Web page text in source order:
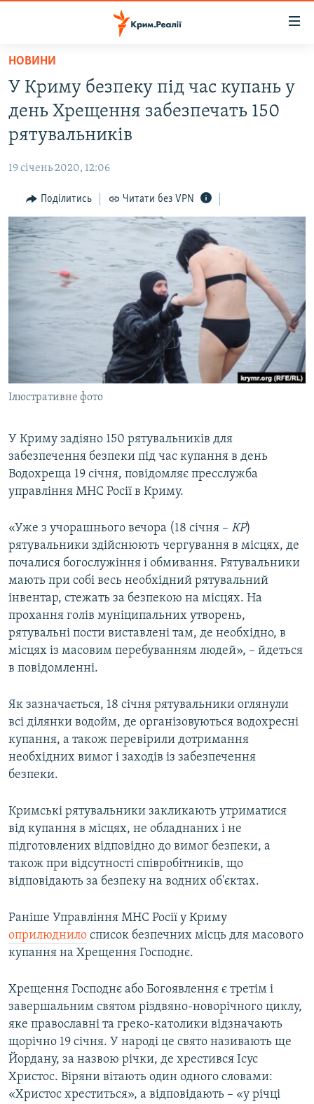
Перейти
основного
матеріалу
до
основної
Перейти
до
пошуку
ВОДА.КРИМ
ВІДЕО ТА ФОТО
БЛОГИ
ПОГЛЯД
ІНТЕРВ'Ю
ВСЕ ЗА ДЕНЬ
СПЕЦПРОЕКТИ
ВІДЕОУРОКИ «ELIFBE»
СВІДЧЕННЯ ОКУПАЦІЇ
УКРАЇНСЬКА ПРОБЛЕМА КРИМУ
ІНФОГРАФІКА
ЯК ОБІЙТИ БЛОКУВАННЯ
Русский
ДОЛУЧАЙСЯ!
Усі сайти RFE/RL
НОВИНИ
У Криму безпеку під час купань у
день Хрещення забезпечать 150
рятувальників
19 січень 2020, 12:06
Поділитись Читати без VPN
Ілюстративне фото
У Криму задіяно 150 рятувальників для
забезпечення безпеки під час купання в день
Водохреща 19 січня, повідомляє пресслужба
управління МНС Росії в Криму.
«Уже з учорашнього вечора (18 січня – КР)
рятувальники здійснюють чергування в місцях, де
почалися богослужіння і обмивання. Рятувальники
мають при собі весь необхідний рятувальний
інвентар, стежать за безпекою на місцях. На
прохання голів муніципальних утворень,
рятувальні пости виставлені там, де необхідно, в
місцях із масовим перебуванням людей», – йдеться
в повідомленні.
Як зазначається, 18 січня рятувальники оглянули
всі ділянки водойм, де організовуються водохресні
купання, а також перевірили дотримання
необхідних вимог і заходів із забезпечення
безпеки.
Кримські рятувальники закликають утриматися
від купання в місцях, не обладнаних і не
підготовлених відповідно до вимог безпеки, а
також при відсутності співробітників, що
відповідають за безпеку на водних об'єктах.
Раніше Управління МНС Росії у Криму
оприлюднило список безпечних місць для масового
купання на Хрещення Господнє.
Хрещення Господнє або Богоявлення є третім і
завершальним святом різдвяно-новорічного циклу,
яке православні та греко-католики відзначають
щорічно 19 січня. У народі це свято називають ще
Йордану, за назвою річки, де хрестився Ісус
Христос. Віряни вітають один одного словами:
«Христос хреститься», а відповідають – «у річці